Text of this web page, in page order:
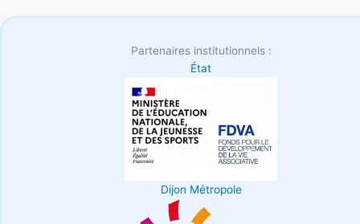
Partenaires institutionnels :
État
Dijon Métropole